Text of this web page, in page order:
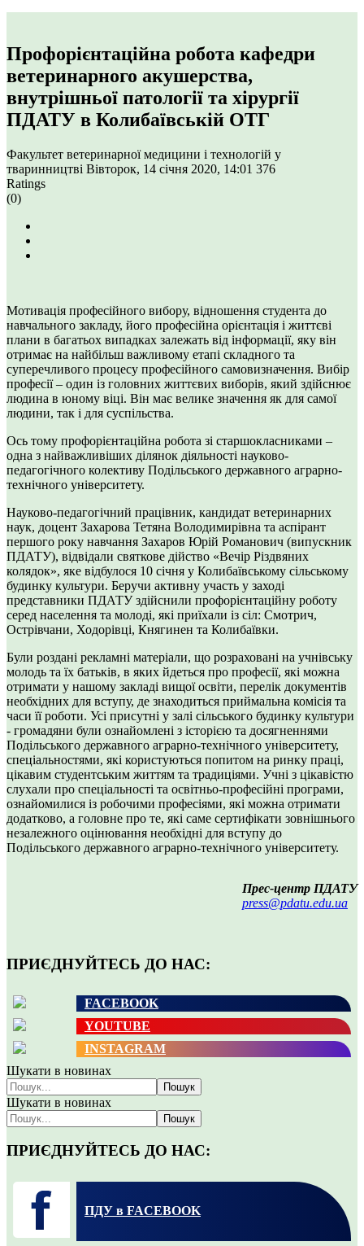
Профорієнтаційна робота кафедри
ветеринарного акушерства,
внутрішньої патології та хірургії
ПДАТУ в Колибаївській ОТГ
Факультет ветеринарної медицини і технологій у
тваринництві Вівторок, 14 січня 2020, 14:01 376
Ratings
(0)
Мотивація професійного вибору, відношення студента до
навчального закладу, його професійна орієнтація і життєві
плани в багатьох випадках залежать від інформації, яку він
отримає на найбільш важливому етапі складного та
суперечливого процесу професійного самовизначення. Вибір
професії – один із головних життєвих виборів, який здійснює
людина в юному віці. Він має велике значення як для самої
людини, так і для суспільства.
Ось тому профорієнтаційна робота зі старшокласниками –
одна з найважливіших ділянок діяльності науково-
педагогічного колективу Подільського державного аграрно-
технічного університету.
Науково-педагогічний працівник, кандидат ветеринарних
наук, доцент Захарова Тетяна Володимирівна та аспірант
першого року навчання Захаров Юрій Романович (випускник
ПДАТУ), відвідали святкове дійство «Вечір Різдвяних
колядок», яке відбулося 10 січня у Колибаївському сільському
будинку культури. Беручи активну участь у заході
представники ПДАТУ здійснили профорієнтаційну роботу
серед населення та молоді, які приїхали із сіл: Смотрич,
Острівчани, Ходорівці, Княгинен та Колибаївки.
Були роздані рекламні матеріали, що розраховані на учнівську
молодь та їх батьків, в яких йдеться про професії, які можна
отримати у нашому закладі вищої освіти, перелік документів
необхідних для вступу, де знаходиться приймальна комісія та
часи її роботи. Усі присутні у залі сільського будинку культури
- громадяни були ознайомлені з історією та досягненнями
Подільського державного аграрно-технічного університету,
спеціальностями, які користуються попитом на ринку праці,
цікавим студентським життям та традиціями. Учні з цікавістю
слухали про спеціальності та освітньо-професійні програми,
ознайомилися із робочими професіями, які можна отримати
додатково, а головне про те, які саме сертифікати зовнішнього
незалежного оцінювання необхідні для вступу до
Подільського державного аграрно-технічного університету.
Прес-центр ПДАТУ
press@pdatu.edu.ua
ПРИЄДНУЙТЕСЬ ДО НАС:
FACEBOOK
YOUTUBE
INSTAGRAM
Шукати в новинах
Пошук
Шукати в новинах
Пошук
ПРИЄДНУЙТЕСЬ ДО НАС:
ПДУ в FACEBOOK